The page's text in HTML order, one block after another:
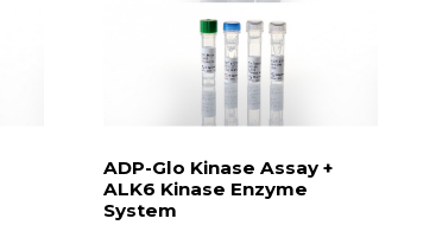
ADP-Glo Kinase Assay +
ALK6 Kinase Enzyme
System